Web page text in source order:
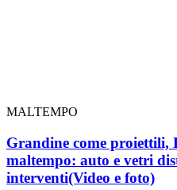
MALTEMPO
Grandine come proiettili,
maltempo: auto e vetri
interventi(Video e foto)